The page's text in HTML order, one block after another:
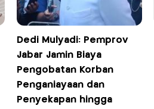
Dedi Mulyadi: Pemprov
Jabar Jamin Biaya
Pengobatan Korban
Penganiayaan dan
Penyekapan hingga